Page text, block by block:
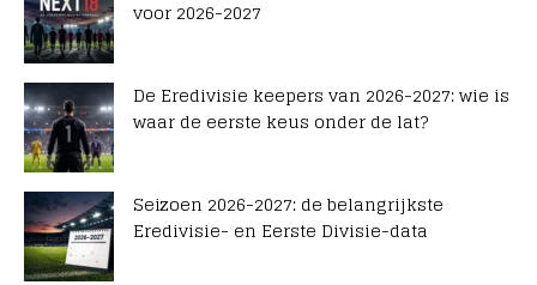
voor 2026-2027
De Eredivisie keepers van 2026-2027: wie is
waar de eerste keus onder de lat?
Seizoen 2026-2027: de belangrijkste
Eredivisie- en Eerste Divisie-data